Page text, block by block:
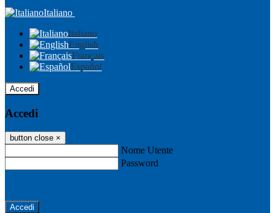
Italiano
Italiano
English
Français
Español
Accedi
Accedi
button close ×
Nome Utente
Password